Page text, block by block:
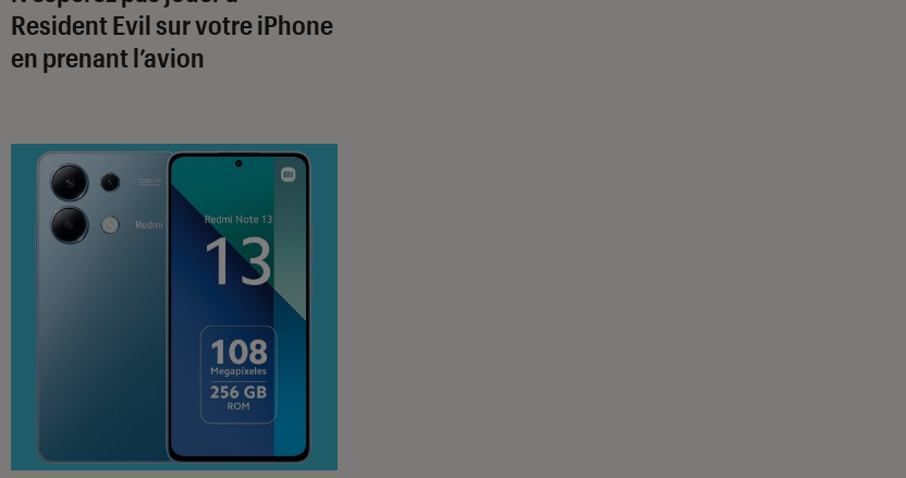
Resident Evilsur votre iPhone
en prenant l’avion